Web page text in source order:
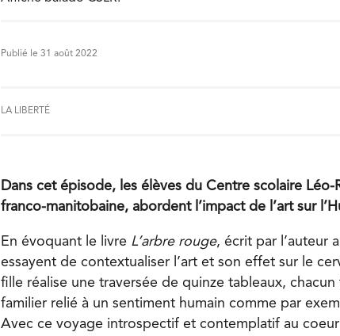
Publié le 31 août 2022
LA LIBERTÉ
Dans cet épisode, les élèves du Centre scolaire
franco-manitobaine, abordent l’impact de l’art sur
En évoquant le livre L’arbre rouge, écrit par l’auteur
essayent de contextualiser l’art et son effet sur le
fille réalise une traversée de quinze tableaux,
familier relié à un sentiment humain comme par
Avec ce voyage introspectif et contemplatif au coeur